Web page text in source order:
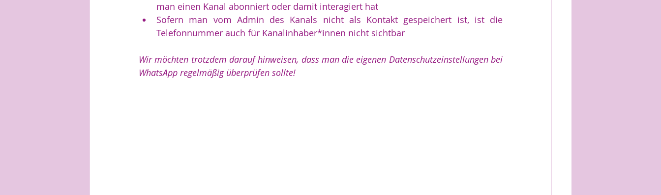
man einen Kanal abonniert oder damit interagiert hat
Sofern man vom Admin des Kanals nicht als Kontakt gespeichert ist, ist die
Telefonnummer auch für Kanalinhaber*innen nicht sichtbar
Wir möchten trotzdem darauf hinweisen, dass man die eigenen Datenschutzeinstellungen bei
WhatsApp regelmäßig überprüfen sollte!